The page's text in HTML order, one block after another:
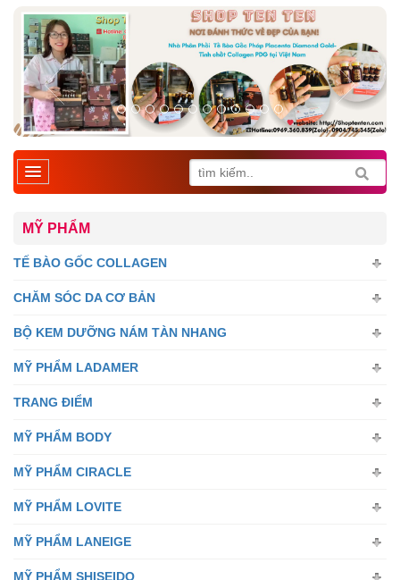
MỸ PHẨM
TẾ BÀO GỐC COLLAGEN
CHĂM SÓC DA CƠ BẢN
BỘ KEM DƯỠNG NÁM TÀN NHANG
MỸ PHẨM LADAMER
TRANG ĐIỂM
MỸ PHẨM BODY
MỸ PHẨM CIRACLE
MỸ PHẨM LOVITE
MỸ PHẨM LANEIGE
MỸ PHẨM SHISEIDO